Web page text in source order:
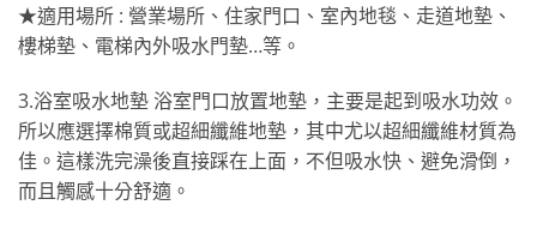
★適用場所 : 營業場所、住家門口、室內地毯、走道地墊、
樓梯墊、電梯內外吸水門墊…等。
3.浴室吸水地墊 浴室門口放置地墊，主要是起到吸水功效。
所以應選擇棉質或超細纖維地墊，其中尤以超細纖維材質為
佳。這樣洗完澡後直接踩在上面，不但吸水快、避免滑倒，
而且觸感十分舒適。